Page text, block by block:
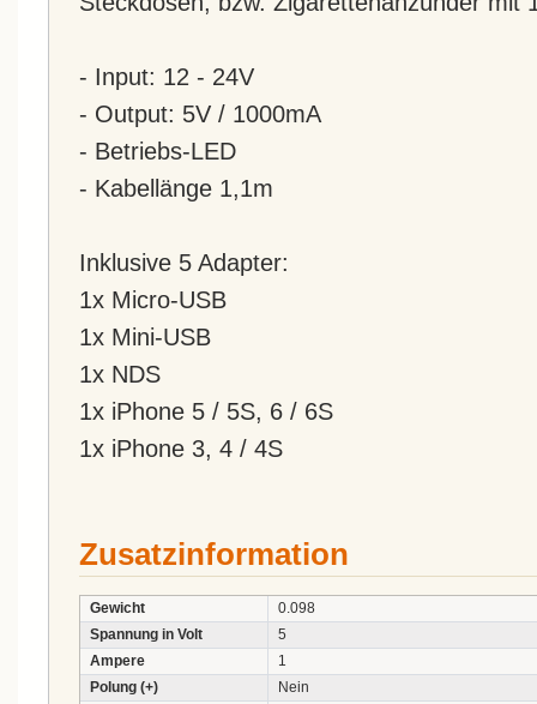
- Input: 12 - 24V
- Output: 5V / 1000mA
- Betriebs-LED
- Kabellänge 1,1m
Inklusive 5 Adapter:
1x Micro-USB
1x Mini-USB
1x NDS
1x iPhone 5 / 5S, 6 / 6S
1x iPhone 3, 4 / 4S
Zusatzinformation
Gewicht
0.098
Spannung in Volt
5
Ampere
1
Polung (+)
Nein